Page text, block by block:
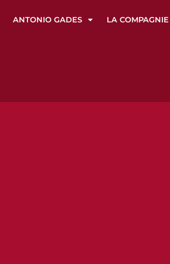
ANTONIO GADES LA COMPAGNIE